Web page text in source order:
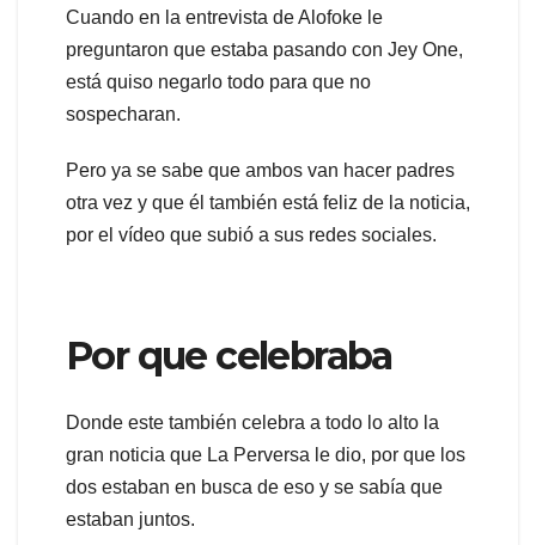
Cuando en la entrevista de Alofoke le
preguntaron que estaba pasando con Jey One,
está quiso negarlo todo para que no
sospecharan.
Pero ya se sabe que ambos van hacer padres
otra vez y que él también está feliz de la noticia,
por el vídeo que subió a sus redes sociales.
Por que celebraba
Donde este también celebra a todo lo alto la
gran noticia que La Perversa le dio, por que los
dos estaban en busca de eso y se sabía que
estaban juntos.